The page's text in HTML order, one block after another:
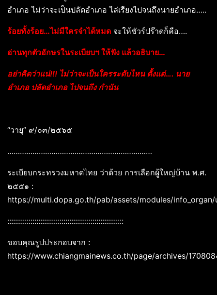
อำเภอ ไม่ว่าจะเป็นปลัดอำเภอ ไล่เรียงไปจนถึงนายอำเภอ…..
ร้อยทั้งร้อย…ไม่มีใครจำได้หมด จะให้ชัวร์ปร๊าดก็คือ….
อ่านทุกตัวอักษรในระเบียบฯ ให้ฟัง แล้วอธิบาย…
อย่าคิดว่าแน่!!! ไม่ว่าจะเป็นใครระดับไหน ตั้งแต่…. นาย
อำเภอ ปลัดอำเภอ ไปจนถึง กำนัน
“วายุ” ๙/๐๓/๒๕๖๕
……………………………………………………………
ระเบียบกระทรวงมหาดไทย ว่าด้วย การเลือกผู้ใหญ่บ้าน พ.ศ.
๒๕๕๑ :
https://multi.dopa.go.th/pab/assets/modules/
::::::::::::::::::::::::::::::::::::::::::::::::::::::::::::
ขอบคุณรูปประกอบจาก :
https://www.chiangmainews.co.th/page/archives/